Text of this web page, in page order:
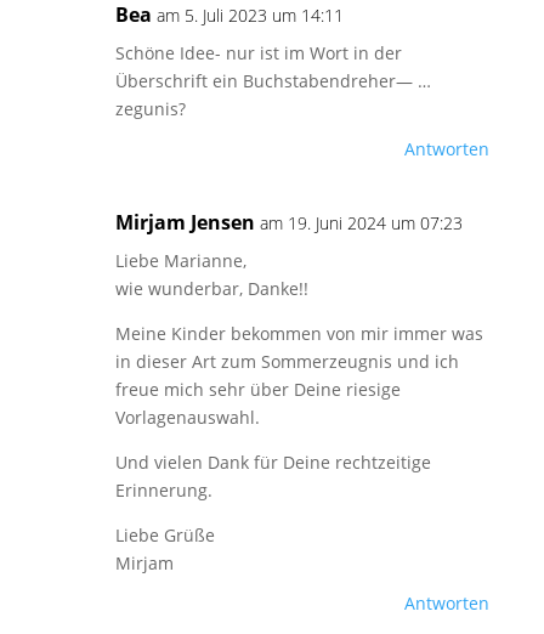
Bea am 5. Juli 2023 um 14:11
Schöne Idee- nur ist im Wort in der
Überschrift ein Buchstabendreher— …
zegunis?
Antworten
Mirjam Jensen am 19. Juni 2024 um 07:23
Liebe Marianne,
wie wunderbar, Danke!!
Meine Kinder bekommen von mir immer was
in dieser Art zum Sommerzeugnis und ich
freue mich sehr über Deine riesige
Vorlagenauswahl.
Und vielen Dank für Deine rechtzeitige
Erinnerung.
Liebe Grüße
Mirjam
Antworten